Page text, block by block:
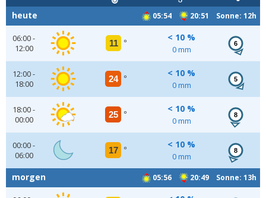
05:54 20:51 Sonne: 12h
heute
06:00 -
12:00
11 °
< 10 %
0 mm
6
12:00 -
18:00
24 °
< 10 %
0 mm
5
18:00 -
00:00
25 °
< 10 %
0 mm
8
00:00 -
06:00
17 °
< 10 %
0 mm
8
05:56 20:49 Sonne: 13h
morgen